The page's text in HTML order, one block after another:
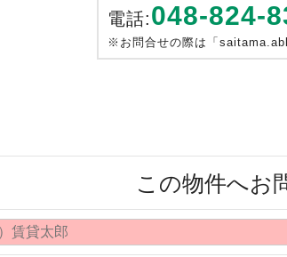
電話:048-824-
※お問合せの際は「
この物件へお